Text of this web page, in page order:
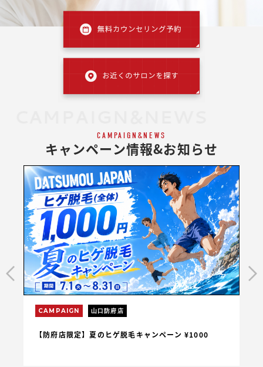
CAMPAIGN&NEWS
キャンペーン情報&お知らせ
CAMPAIGN 山口防府店
【防府店限定】夏のヒゲ脱毛キャンペーン ¥1000